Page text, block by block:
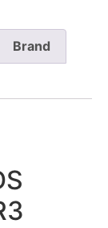
Brand